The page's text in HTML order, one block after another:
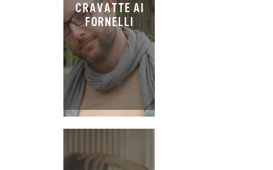
CRAVATTE AI
FORNELLI